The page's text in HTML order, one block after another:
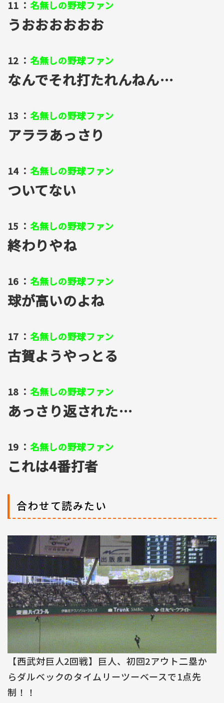
11 ： 名無しの野球ファン
うおおおおおお
12 ： 名無しの野球ファン
なんでそれ打たれんねん…
13 ： 名無しの野球ファン
アララあっさり
14 ： 名無しの野球ファン
ついてない
15 ： 名無しの野球ファン
終わりやね
16 ： 名無しの野球ファン
球が高いのよね
17 ： 名無しの野球ファン
古賀ようやっとる
18 ： 名無しの野球ファン
あっさり返された…
19 ： 名無しの野球ファン
これは4番打者
合わせて読みたい
【西武対巨人2回戦】巨人、初回2アウト二塁か
らダルベックのタイムリーツーベースで1点先
制！！